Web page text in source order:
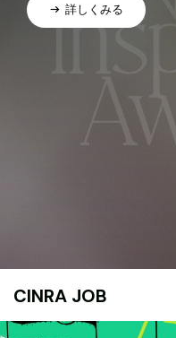
詳しくみる
CINRA JOB